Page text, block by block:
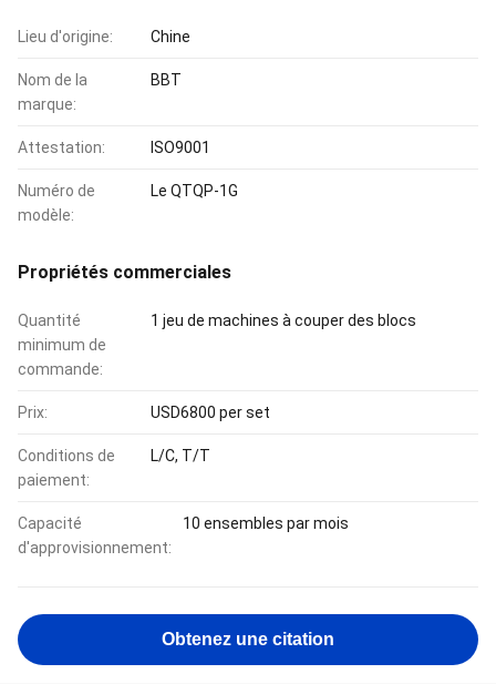
Lieu d'origine: Chine
Nom de la
marque:
BBT
Attestation: ISO9001
Numéro de
modèle:
Le QTQP-1G
Propriétés commerciales
Quantité
minimum de
commande:
1 jeu de machines à couper des blocs
Prix: USD6800 per set
Conditions de
paiement:
L/C, T/T
Capacité
d'approvisionnement:
10 ensembles par mois
Obtenez une citation